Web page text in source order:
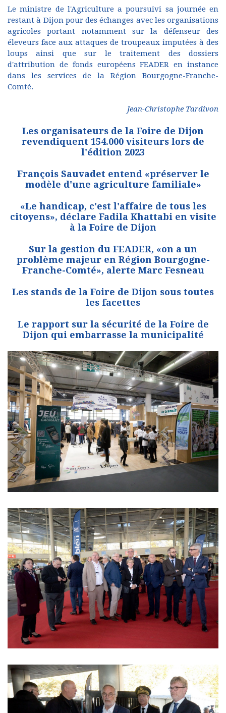
Le ministre de l'Agriculture a poursuivi sa journée en
restant à Dijon pour des échanges avec les organisations
agricoles portant notamment sur la défenseur des
éleveurs face aux attaques de troupeaux imputées à des
loups ainsi que sur le traitement des dossiers
d'attribution de fonds européens FEADER en instance
dans les services de la Région Bourgogne-Franche-
Comté.
Jean-Christophe Tardivon
Les organisateurs de la Foire de Dijon
revendiquent 154.000 visiteurs lors de
l'édition 2023
François Sauvadet entend «préserver le
modèle d'une agriculture familiale»
«Le handicap, c'est l'affaire de tous les
citoyens», déclare Fadila Khattabi en visite
à la Foire de Dijon
Sur la gestion du FEADER, «on a un
problème majeur en Région Bourgogne-
Franche-Comté», alerte Marc Fesneau
Les stands de la Foire de Dijon sous toutes
les facettes
Le rapport sur la sécurité de la Foire de
Dijon qui embarrasse la municipalité